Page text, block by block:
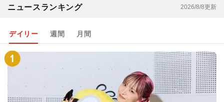
ニュースランキング 2026/8/8更新
デイリー 週間 月間